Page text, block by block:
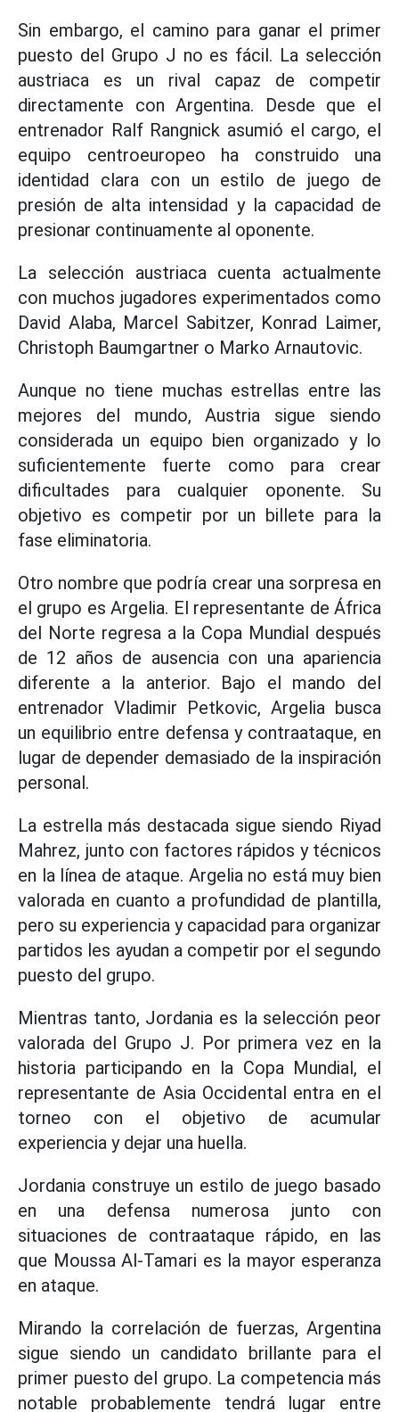
Sin embargo, el camino para ganar el primer
puesto del Grupo J no es fácil. La selección
austriaca es un rival capaz de competir
directamente con Argentina. Desde que el
entrenador Ralf Rangnick asumió el cargo, el
equipo centroeuropeo ha construido una
identidad clara con un estilo de juego de
presión de alta intensidad y la capacidad de
presionar continuamente al oponente.
La selección austriaca cuenta actualmente
con muchos jugadores experimentados como
David Alaba, Marcel Sabitzer, Konrad Laimer,
Christoph Baumgartner o Marko Arnautovic.
Aunque no tiene muchas estrellas entre las
mejores del mundo, Austria sigue siendo
considerada un equipo bien organizado y lo
suficientemente fuerte como para crear
dificultades para cualquier oponente. Su
objetivo es competir por un billete para la
fase eliminatoria.
Otro nombre que podría crear una sorpresa en
el grupo es Argelia. El representante de África
del Norte regresa a la Copa Mundial después
de 12 años de ausencia con una apariencia
diferente a la anterior. Bajo el mando del
entrenador Vladimir Petkovic, Argelia busca
un equilibrio entre defensa y contraataque, en
lugar de depender demasiado de la inspiración
personal.
La estrella más destacada sigue siendo Riyad
Mahrez, junto con factores rápidos y técnicos
en la línea de ataque. Argelia no está muy bien
valorada en cuanto a profundidad de plantilla,
pero su experiencia y capacidad para organizar
partidos les ayudan a competir por el segundo
puesto del grupo.
Mientras tanto, Jordania es la selección peor
valorada del Grupo J. Por primera vez en la
historia participando en la Copa Mundial, el
representante de Asia Occidental entra en el
torneo con el objetivo de acumular
experiencia y dejar una huella.
Jordania construye un estilo de juego basado
en una defensa numerosa junto con
situaciones de contraataque rápido, en las
que Moussa Al-Tamari es la mayor esperanza
en ataque.
Mirando la correlación de fuerzas, Argentina
sigue siendo un candidato brillante para el
primer puesto del grupo. La competencia más
notable probablemente tendrá lugar entre